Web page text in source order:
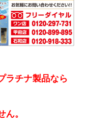
チナ製品なら
。